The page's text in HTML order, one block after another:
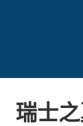
瑞士